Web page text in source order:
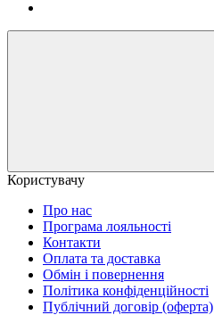
Користувачу
Про нас
Програма лояльності
Контакти
Оплата та доставка
Обмін і повернення
Політика конфіденційності
Публічний договір (оферта)